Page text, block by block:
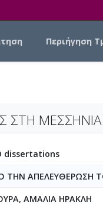
Περιήγηση
ΣΤΗ
dissertations
ΤΗΝ ΑΠΕΛΕΥΘΕΡΩΣΗ
ΑΜΑΛΙΑ ΗΡΑΚΛΗ